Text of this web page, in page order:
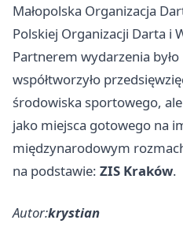
Małopolska Organizacja
Polskiej Organizacji Darta i
Partnerem wydarzenia
współtworzyło
środowiska sportowego,
jako miejsca gotowego na
międzynarodowym
na podstawie: ZIS Kraków.
Autor:krystian